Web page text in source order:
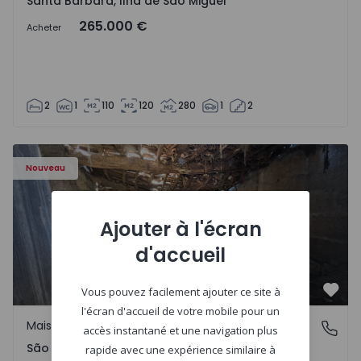
Acheter 265.000 €
2 1 110 120 280 1 2
Nouveau
Maison Vila Real, São Tomé do Castelo e Justes -
São Tomé do Castelo e Justes, Vila Real
Maison Rurale
São Tomé do Castelo e Justes, Vila Real
Ajouter à l'écran
d'accueil
Vous pouvez facilement ajouter ce site à
l'écran d'accueil de votre mobile pour un
accès instantané et une navigation plus
rapide avec une expérience similaire à